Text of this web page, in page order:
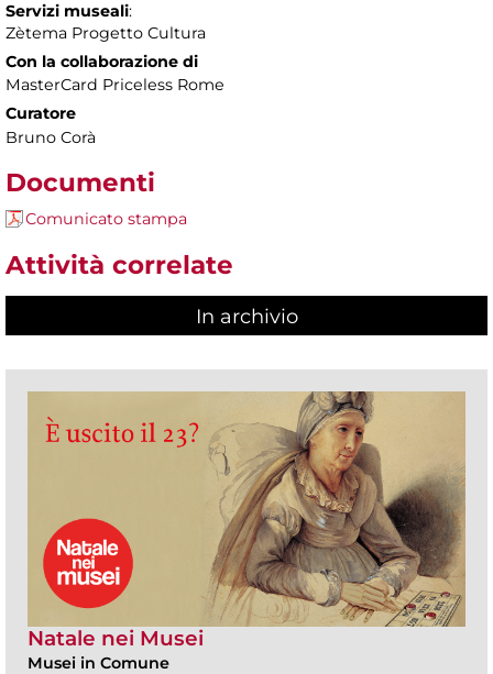
Servizi museali:
Zètema Progetto Cultura
Con la collaborazione di
MasterCard Priceless Rome
Curatore
Bruno Corà
Documenti
Comunicato stampa
Attività correlate
In archivio
Natale nei Musei
Musei in Comune